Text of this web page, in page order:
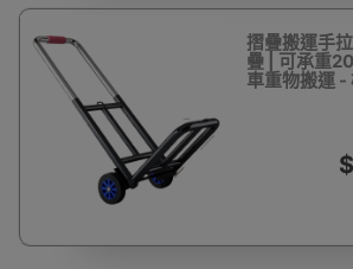
摺疊搬運手
疊 | 可承重
車重物搬運 -